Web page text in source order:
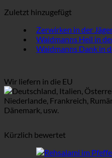
Zuletzt hinzugefügt
Zerwirken in der
Waidmanns Heil in
Waidmanns Dank in
Wir liefern in die EU
Deutschland, Italien,
Niederlande, Frankreich,
Dänemark, usw.
Kürzlich bewertet